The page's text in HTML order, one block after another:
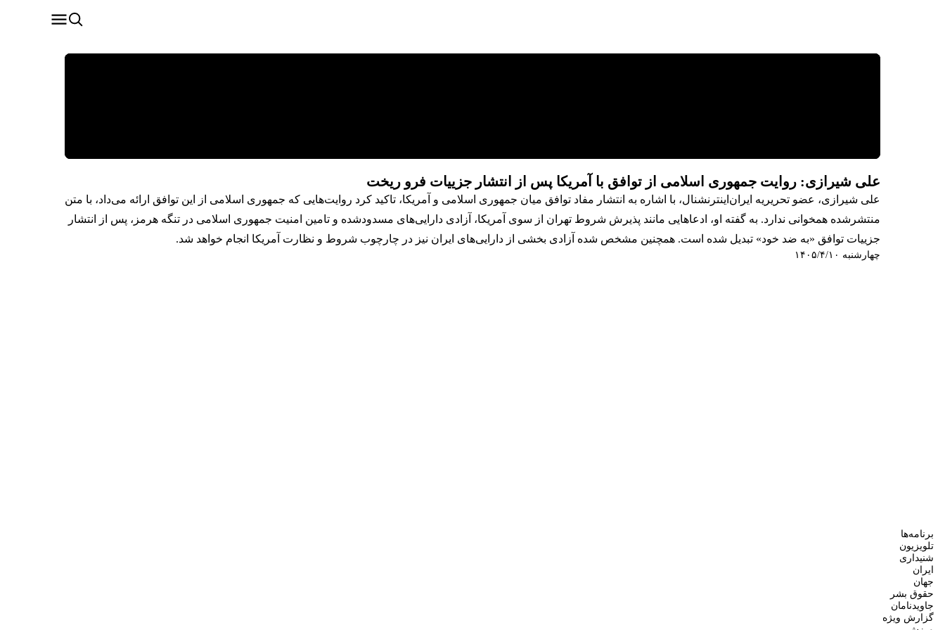
علی شیرازی: روایت جمهوری اسلامی از توافق با آمریکا پس از انتشار جزییات فرو ریخت
علی شیرازی، عضو تحریریه ایران‌اینترنشنال، با اشاره به انتشار مفاد توافق میان جمهوری اسلامی و آمریکا، تاکید کرد روایت‌هایی که جمهوری اسلامی از این توافق ارائه می‌داد، با متن
منتشرشده همخوانی ندارد. به گفته او، ادعاهایی مانند پذیرش شروط تهران از سوی آمریکا، آزادی دارایی‌های مسدودشده و تامین امنیت جمهوری اسلامی در تنگه هرمز، پس از انتشار
جزییات توافق «به ضد خود» تبدیل شده است. همچنین مشخص شده آزادی بخشی از دارایی‌های ایران نیز در چارچوب شروط و نظارت آمریکا انجام خواهد شد.
چهارشنبه ۱۴۰۵/۴/۱۰
برنامه‌ها
تلویزیون
شنیداری
ایران
جهان
حقوق بشر
جاویدنامان
گزارش ویژه